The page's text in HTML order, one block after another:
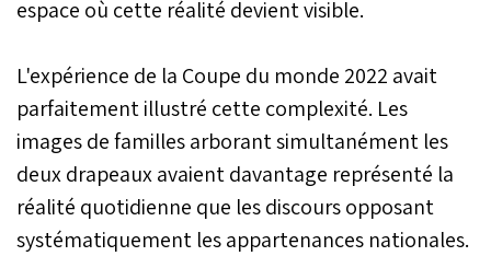
espace où cette réalité devient visible.
L'expérience de la Coupe du monde 2022 avait
parfaitement illustré cette complexité. Les
images de familles arborant simultanément les
deux drapeaux avaient davantage représenté la
réalité quotidienne que les discours opposant
systématiquement les appartenances nationales.